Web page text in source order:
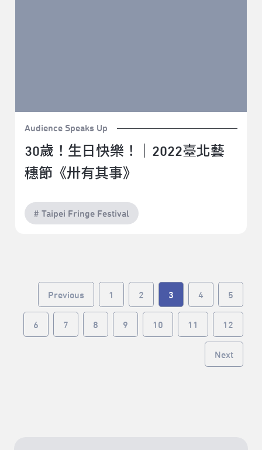
Audience Speaks Up
30歲！生日快樂！｜2022臺北藝
穗節《卅有其事》
# Taipei Fringe Festival
Previous 1 2 3 4 5
6 7 8 9 10 11 12
Next